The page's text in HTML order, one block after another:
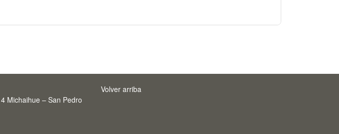
Michaihue – San Pedro
Volver arriba